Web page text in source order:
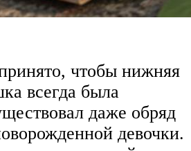
чтобы нижняя
всегда была
даже обряд
девочки.